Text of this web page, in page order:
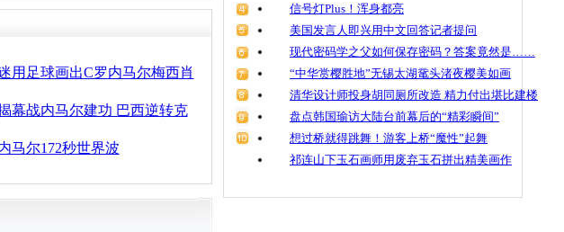
用足球画出C罗内马尔梅西肖
幕战内马尔建功 巴西逆转克
马尔172秒世界波
信号灯Plus！浑身都亮
美国发言人即兴用中文回答记者提问
现代密码学之父如何保存密码？答案竟然是……
“中华赏樱胜地”无锡太湖鼋头渚夜樱美如画
清华设计师投身胡同厕所改造 精力付出堪比建楼
盘点韩国瑜访大陆台前幕后的“精彩瞬间”
想过桥就得跳舞！游客上桥“魔性”起舞
祁连山下玉石画师用废弃玉石拼出精美画作